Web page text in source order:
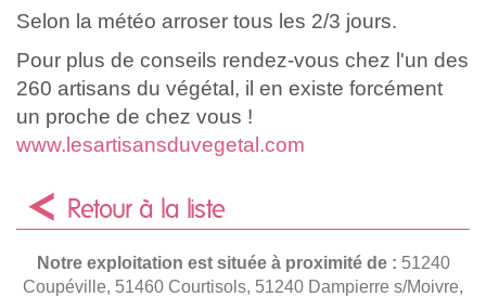
Selon la météo arroser tous les 2/3 jours.
Pour plus de conseils rendez-vous chez l'un des
260 artisans du végétal, il en existe forcément
un proche de chez vous !
www.lesartisansduvegetal.com
Retour à la liste
Notre exploitation est située à proximité de : 51240
Coupéville, 51460 Courtisols, 51240 Dampierre s/Moivre,